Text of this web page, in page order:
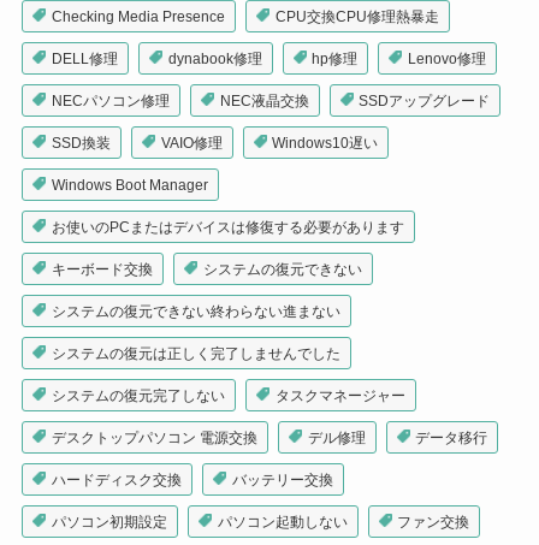
Checking Media Presence CPU交換CPU修理熱暴走
DELL修理 dynabook修理 hp修理 Lenovo修理
NECパソコン修理 NEC液晶交換 SSDアップグレード
SSD換装 VAIO修理 Windows10遅い
Windows Boot Manager
お使いのPCまたはデバイスは修復する必要があります
キーボード交換 システムの復元できない
システムの復元できない終わらない進まない
システムの復元は正しく完了しませんでした
システムの復元完了しない タスクマネージャー
デスクトップパソコン 電源交換 デル修理 データ移行
ハードディスク交換 バッテリー交換
パソコン初期設定 パソコン起動しない ファン交換